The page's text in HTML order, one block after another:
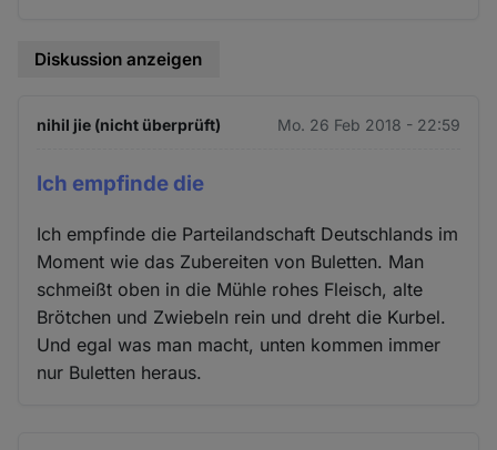
Diskussion anzeigen
nihil jie (nicht überprüft) Mo. 26 Feb 2018 - 22:59
Ich empfinde die
Ich empfinde die Parteilandschaft Deutschlands im
Moment wie das Zubereiten von Buletten. Man
schmeißt oben in die Mühle rohes Fleisch, alte
Brötchen und Zwiebeln rein und dreht die Kurbel.
Und egal was man macht, unten kommen immer
nur Buletten heraus.